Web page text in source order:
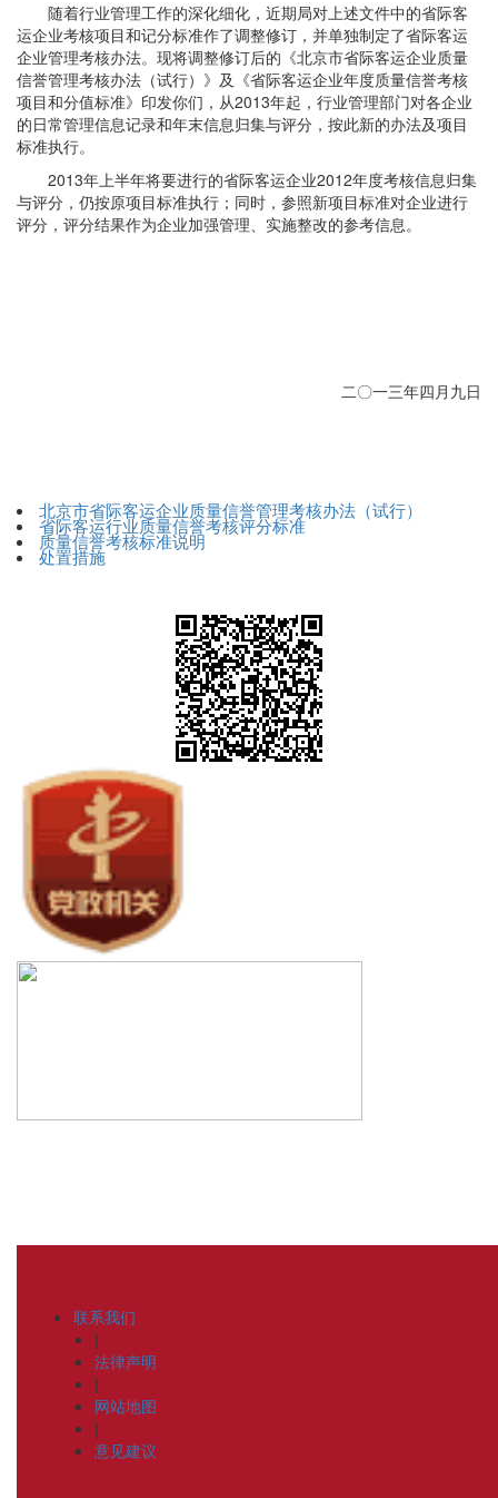
随着行业管理工作的深化细化，近期局对上述文件中的省际客
运企业考核项目和记分标准作了调整修订，并单独制定了省际客运
企业管理考核办法。现将调整修订后的《北京市省际客运企业质量
信誉管理考核办法（试行）》及《省际客运企业年度质量信誉考核
项目和分值标准》印发你们，从2013年起，行业管理部门对各企业
的日常管理信息记录和年末信息归集与评分，按此新的办法及项目
标准执行。
2013年上半年将要进行的省际客运企业2012年度考核信息归集
与评分，仍按原项目标准执行；同时，参照新项目标准对企业进行
评分，评分结果作为企业加强管理、实施整改的参考信息。
二〇一三年四月九日
北京市省际客运企业质量信誉管理考核办法（试行）
省际客运行业质量信誉考核评分标准
质量信誉考核标准说明
处置措施
联系我们
|
法律声明
|
网站地图
|
意见建议